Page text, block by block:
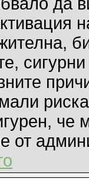
че
от